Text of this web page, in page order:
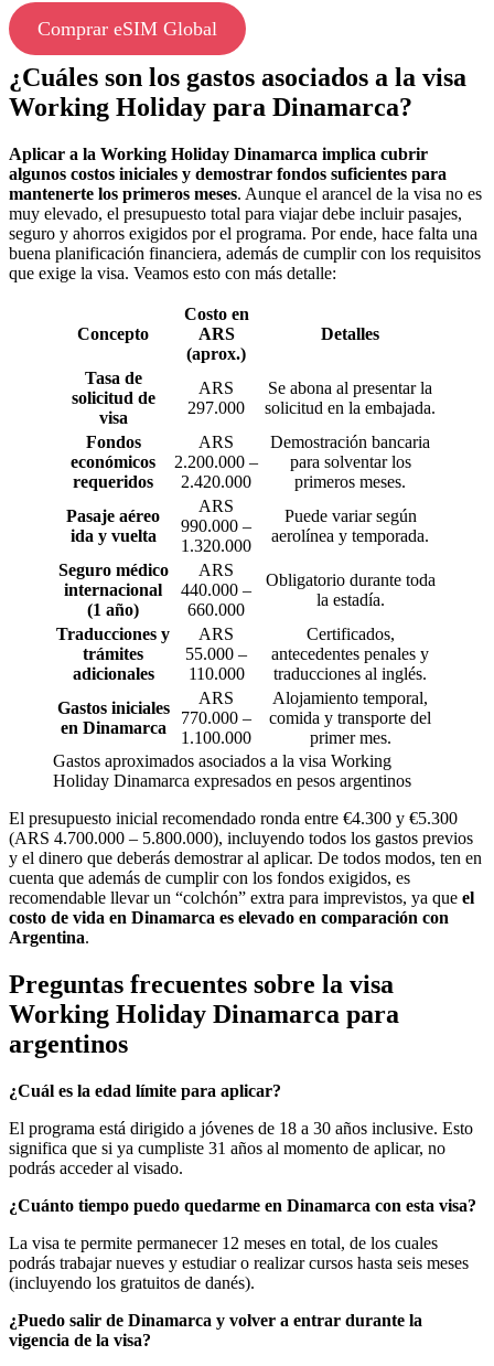
Comprar eSIM Global
¿Cuáles son los gastos asociados a la visa
Working Holiday para Dinamarca?
Aplicar a la Working Holiday Dinamarca implica cubrir
algunos costos iniciales y demostrar fondos suficientes para
mantenerte los primeros meses. Aunque el arancel de la visa no es
muy elevado, el presupuesto total para viajar debe incluir pasajes,
seguro y ahorros exigidos por el programa. Por ende, hace falta una
buena planificación financiera, además de cumplir con los requisitos
que exige la visa. Veamos esto con más detalle:
Concepto
Costo en
ARS
(aprox.)
Detalles
Tasa de
solicitud de
visa
ARS
297.000
Se abona al presentar la
solicitud en la embajada.
Fondos
económicos
requeridos
ARS
2.200.000 –
2.420.000
Demostración bancaria
para solventar los
primeros meses.
Pasaje aéreo
ida y vuelta
ARS
990.000 –
1.320.000
Puede variar según
aerolínea y temporada.
Seguro médico
internacional
(1 año)
ARS
440.000 –
660.000
Obligatorio durante toda
la estadía.
Traducciones y
trámites
adicionales
ARS
55.000 –
110.000
Certificados,
antecedentes penales y
traducciones al inglés.
Gastos iniciales
en Dinamarca
ARS
770.000 –
1.100.000
Alojamiento temporal,
comida y transporte del
primer mes.
Gastos aproximados asociados a la visa Working
Holiday Dinamarca expresados en pesos argentinos
El presupuesto inicial recomendado ronda entre €4.300 y €5.300
(ARS 4.700.000 – 5.800.000), incluyendo todos los gastos previos
y el dinero que deberás demostrar al aplicar. De todos modos, ten en
cuenta que además de cumplir con los fondos exigidos, es
recomendable llevar un “colchón” extra para imprevistos, ya que el
costo de vida en Dinamarca es elevado en comparación con
Argentina.
Preguntas frecuentes sobre la visa
Working Holiday Dinamarca para
argentinos
¿Cuál es la edad límite para aplicar?
El programa está dirigido a jóvenes de 18 a 30 años inclusive. Esto
significa que si ya cumpliste 31 años al momento de aplicar, no
podrás acceder al visado.
¿Cuánto tiempo puedo quedarme en Dinamarca con esta visa?
La visa te permite permanecer 12 meses en total, de los cuales
podrás trabajar nueves y estudiar o realizar cursos hasta seis meses
(incluyendo los gratuitos de danés).
¿Puedo salir de Dinamarca y volver a entrar durante la
vigencia de la visa?